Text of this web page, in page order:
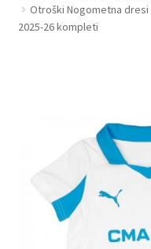
Blog
Zaključek nakupa
Otroški Nogometna
2025-26 kompleti